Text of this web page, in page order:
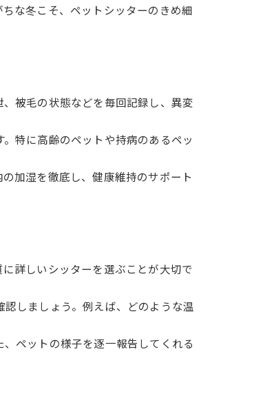
な冬こそ、ペットシッターのきめ細
被毛の状態などを毎回記録し、異変
特に高齢のペットや持病のあるペッ
加湿を徹底し、健康維持のサポート
詳しいシッターを選ぶことが大切で
しましょう。例えば、どのような温
ペットの様子を逐一報告してくれる